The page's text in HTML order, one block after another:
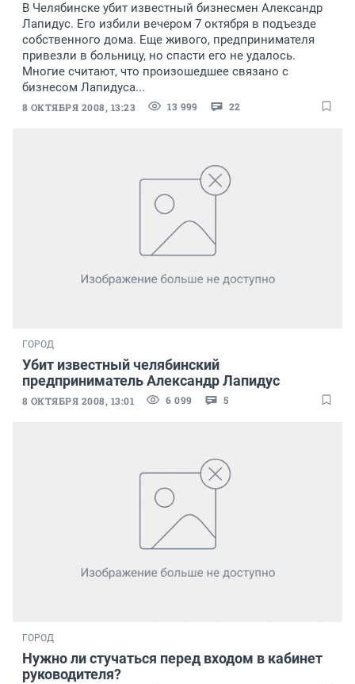
В Челябинске убит известный бизнесмен Александр
Лапидус. Его избили вечером 7 октября в подъезде
собственного дома. Еще живого, предпринимателя
привезли в больницу, но спасти его не удалось.
Многие считают, что произошедшее связано с
бизнесом Лапидуса...
8 ОКТЯБРЯ 2008, 13:23 13 999 22
ГОРОД
Убит известный челябинский
предприниматель Александр Лапидус
8 ОКТЯБРЯ 2008, 13:01 6 099 5
ГОРОД
Нужно ли стучаться перед входом в кабинет
руководителя?